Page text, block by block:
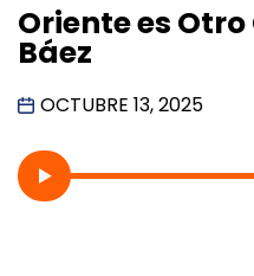
Oriente es
Báez
OCTUBRE 13, 2025